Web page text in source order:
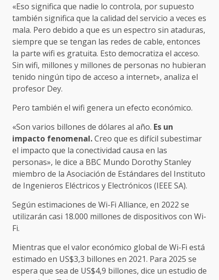
«Eso significa que nadie lo controla, por supuesto
también significa que la calidad del servicio a veces es
mala. Pero debido a que es un espectro sin ataduras,
siempre que se tengan las redes de cable, entonces
la parte wifi es gratuita. Esto democratiza el acceso.
Sin wifi, millones y millones de personas no hubieran
tenido ningún tipo de acceso a internet», analiza el
profesor Dey.
Pero también el wifi genera un efecto económico.
«Son varios billones de dólares al año. Es un
impacto fenomenal.Creo que es difícil subestimar
el impacto que la conectividad causa en las
personas», le dice a BBC Mundo Dorothy Stanley
miembro de la Asociación de Estándares del Instituto
de Ingenieros Eléctricos y Electrónicos (IEEE SA).
Según estimaciones de Wi-Fi Alliance, en 2022 se
utilizarán casi 18.000 millones de dispositivos con Wi-
Fi.
Mientras que el valor económico global de Wi-Fi está
estimado en US$3,3 billones en 2021. Para 2025 se
espera que sea de US$4,9 billones, dice un estudio de